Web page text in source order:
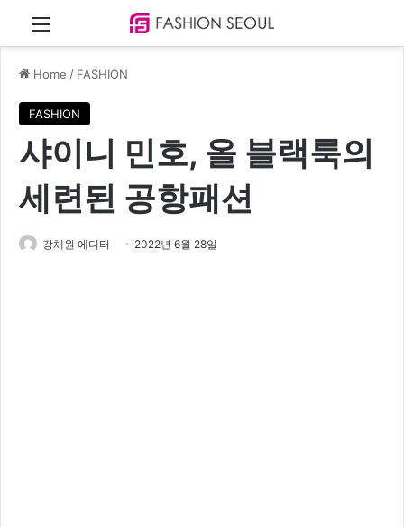
Menu
Home / FASHION
FASHION
샤이니 민호, 올 블랙룩의
세련된 공항패션
강채원 에디터 2022년 6월 28일